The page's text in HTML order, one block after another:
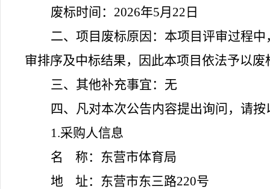
废标时间： 2026年5月 22 日
二、 项目 废标原因： 本项目评审过程
审排序及中标结果，因此本项目依法予以
三、 其他补充事宜： 无
四、凡对本次公告内容提出询问，请
1.采购人信息
名
称：东营市体育局
地
址：东营市东三路220号